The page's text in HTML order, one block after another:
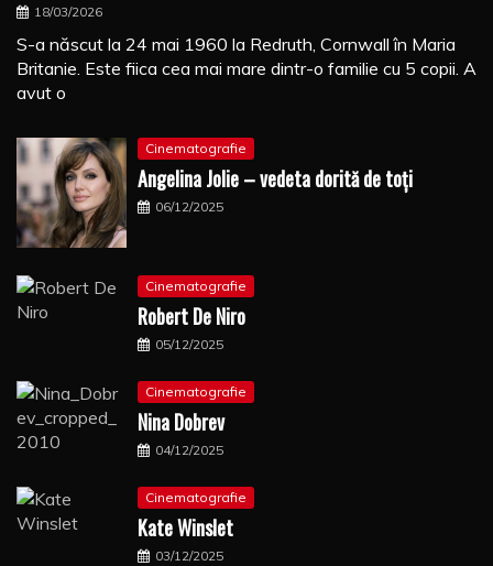
18/03/2026
S-a născut la 24 mai 1960 la Redruth, Cornwall în Maria
Britanie. Este fiica cea mai mare dintr-o familie cu 5 copii. A
avut o
Cinematografie
Angelina Jolie – vedeta dorită de toți
06/12/2025
Cinematografie
Robert De Niro
05/12/2025
Cinematografie
Nina Dobrev
04/12/2025
Cinematografie
Kate Winslet
03/12/2025